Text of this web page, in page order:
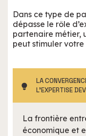
Dans ce type de
dépasse le rôle
partenaire métier,
peut stimuler
LA
L’EXPERTISE
La frontière
économique et